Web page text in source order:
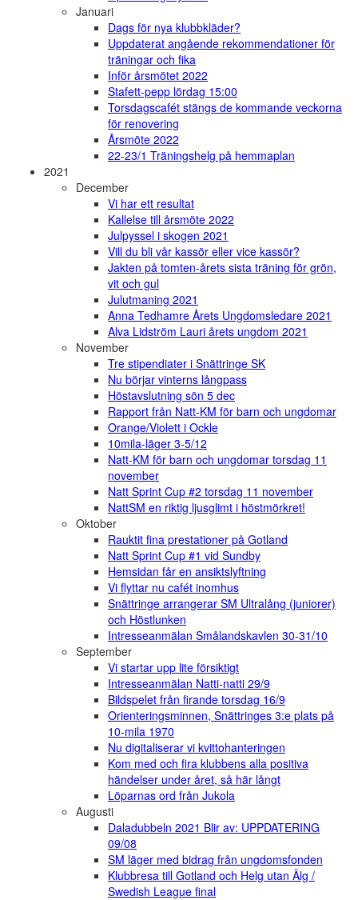
Januari
Dags för nya klubbkläder?
Uppdaterat angående rekommendationer för
träningar och fika
Inför årsmötet 2022
Stafett-pepp lördag 15:00
Torsdagscafét stängs de kommande veckorna
för renovering
Årsmöte 2022
22-23/1 Träningshelg på hemmaplan
2021
December
Vi har ett resultat
Kallelse till årsmöte 2022
Julpyssel i skogen 2021
Vill du bli vår kassör eller vice kassör?
Jakten på tomten-årets sista träning för grön,
vit och gul
Julutmaning 2021
Anna Tedhamre Årets Ungdomsledare 2021
Alva Lidström Lauri årets ungdom 2021
November
Tre stipendiater i Snättringe SK
Nu börjar vinterns långpass
Höstavslutning sön 5 dec
Rapport från Natt-KM för barn och ungdomar
Orange/Violett i Ockle
10mila-läger 3-5/12
Natt-KM för barn och ungdomar torsdag 11
november
Natt Sprint Cup #2 torsdag 11 november
NattSM en riktig ljusglimt i höstmörkret!
Oktober
Rauktit fina prestationer på Gotland
Natt Sprint Cup #1 vid Sundby
Hemsidan får en ansiktslyftning
Vi flyttar nu cafét inomhus
Snättringe arrangerar SM Ultralång (juniorer)
och Höstlunken
Intresseanmälan Smålandskavlen 30-31/10
September
Vi startar upp lite försiktigt
Intresseanmälan Natti-natti 29/9
Bildspelet från firande torsdag 16/9
Orienteringsminnen, Snättringes 3:e plats på
10-mila 1970
Nu digitaliserar vi kvittohanteringen
Kom med och fira klubbens alla positiva
händelser under året, så här långt
Löparnas ord från Jukola
Augusti
Daladubbeln 2021 Blir av: UPPDATERING
09/08
SM läger med bidrag från ungdomsfonden
Klubbresa till Gotland och Helg utan Älg /
Swedish League final